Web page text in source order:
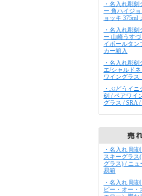
・名入れ彫刻
ー 角ハイジ
ョッキ 375ml
・名入れ彫刻
ー 山崎うす
イボールタン
カー箱入
・名入れ彫
エ/シャルド
ワイングラス
・ぶどうイ
刻 / ペアワイ
グラス / SRA
・名入れ 彫
スキーグラス
グラス) / ニ
易箱
・名入れ 彫
ピー・オー・